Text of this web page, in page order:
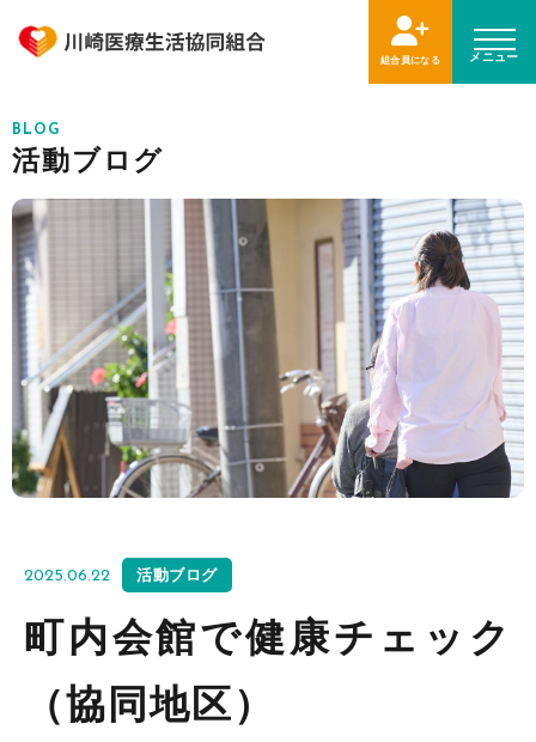
組合員になる メニュー
BLOG
活動ブログ
2025.06.22 活動ブログ
町内会館で健康チェック
（協同地区）